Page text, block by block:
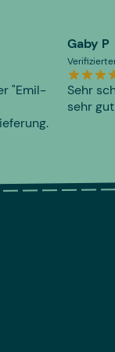
"Emil-
Gaby P
Sehr
sehr